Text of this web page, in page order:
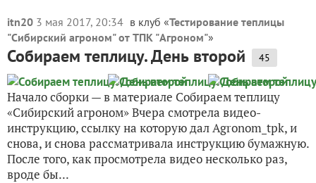
itn20 3 мая 2017, 20:34 в клуб «Тестирование теплицы
"Сибирский агроном" от ТПК "Агроном"»
Собираем теплицу. День второй 45
Начало сборки — в материале Собираем теплицу
«Сибирский агроном» Вчера смотрела видео-
инструкцию, ссылку на которую дал Agronom_tpk, и
снова, и снова рассматривала инструкцию бумажную.
После того, как просмотрела видео несколько раз,
вроде бы...